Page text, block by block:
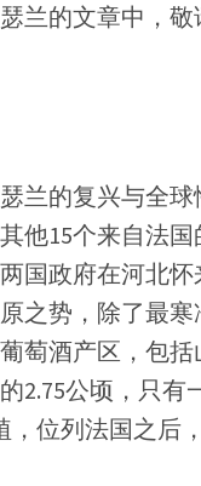
兰的文章中，敬
兰的复兴与全
他15个来自法
国政府在河北
之势，除了最
萄酒产区，包括
2.75公顷，只
，位列法国之后